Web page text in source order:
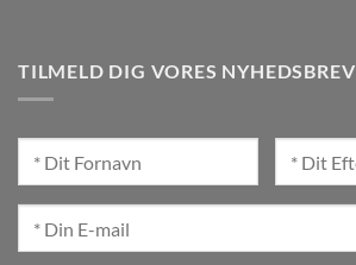
TILMELD DIG VORES NYHEDSBREV